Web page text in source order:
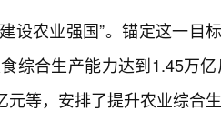
设农业强国”。锚定这一目
综合生产能力达到1.45万
等，安排了提升农业综合